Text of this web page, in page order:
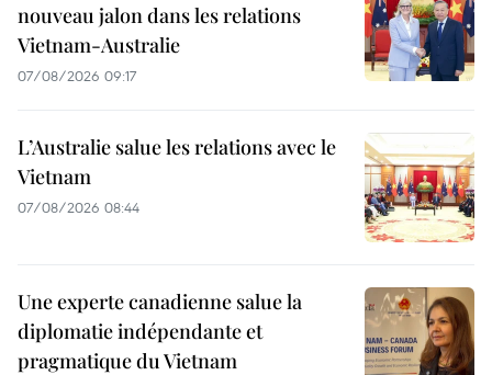
nouveau jalon dans les relations
Vietnam-Australie
07/08/2026 09:17
L’Australie salue les relations avec le
Vietnam
07/08/2026 08:44
Une experte canadienne salue la
diplomatie indépendante et
pragmatique du Vietnam